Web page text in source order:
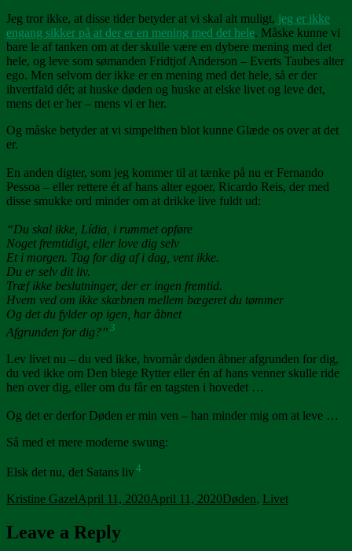
Jeg tror ikke, at disse tider betyder at vi skal alt muligt, jeg er ikke
engang sikker på at der er en mening med det hele. Måske kunne vi
bare le af tanken om at der skulle være en dybere mening med det
hele, og leve som sømanden Fridtjof Anderson – Everts Taubes alter
ego. Men selvom der ikke er en mening med det hele, så er der
ihvertfald dét; at huske døden og huske at elske livet og leve det,
mens det er her – mens vi er her.
Og måske betyder at vi simpelthen blot kunne Glæde os over at det
er.
En anden digter, som jeg kommer til at tænke på nu er Fernando
Pessoa – eller rettere ét af hans alter egoer, Ricardo Reis, der med
disse smukke ord minder om at drikke live fuldt ud:
“Du skal ikke, Lídia, i rummet opføre
Noget fremtidigt, eller love dig selv
Et i morgen. Tag for dig af i dag, vent ikke.
Du er selv dit liv.
Træf ikke beslutninger, der er ingen fremtid.
Hvem ved om ikke skæbnen mellem bægeret du tømmer
Og det du fylder op igen, har åbnet
Afgrunden for dig?” 3
Lev livet nu – du ved ikke, hvornår døden åbner afgrunden for dig,
du ved ikke om Den blege Rytter eller én af hans venner skulle ride
hen over dig, eller om du får en tagsten i hovedet …
Og det er derfor Døden er min ven – han minder mig om at leve …
Så med et mere moderne swung:
Elsk det nu, det Satans liv4
Author
Kristine GazelPosted
April 11, 2020April 11, 2020Tags
Døden, Livet
Leave a Reply